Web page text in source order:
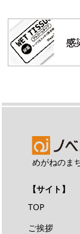
めがねのま
【サイト】
TOP
ご挨拶